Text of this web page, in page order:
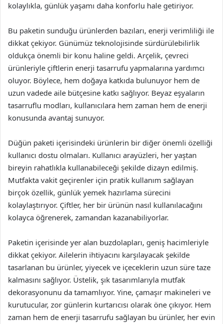
kolaylıkla, günlük yaşamı daha konforlu hale getiriyor.
Bu paketin sunduğu ürünlerden bazıları, enerji verimliliği ile
dikkat çekiyor. Günümüz teknolojisinde sürdürülebilirlik
oldukça önemli bir konu haline geldi. Arçelik, çevreci
ürünleriyle çiftlerin enerji tasarrufu yapmalarına yardımcı
oluyor. Böylece, hem doğaya katkıda bulunuyor hem de
uzun vadede aile bütçesine katkı sağlıyor. Beyaz eşyaların
tasarruflu modları, kullanıcılara hem zaman hem de enerji
konusunda avantaj sunuyor.
Düğün paketi içerisindeki ürünlerin bir diğer önemli özelliği
kullanıcı dostu olmaları. Kullanıcı arayüzleri, her yaştan
bireyin rahatlıkla kullanabileceği şekilde dizayn edilmiş.
Mutfakta vakit geçirenler için pratik kullanım sağlayan
birçok özellik, günlük yemek hazırlama sürecini
kolaylaştırıyor. Çiftler, her bir ürünün nasıl kullanılacağını
kolayca öğrenerek, zamandan kazanabiliyorlar.
Paketin içerisinde yer alan buzdolapları, geniş hacimleriyle
dikkat çekiyor. Ailelerin ihtiyacını karşılayacak şekilde
tasarlanan bu ürünler, yiyecek ve içeceklerin uzun süre taze
kalmasını sağlıyor. Üstelik, şık tasarımlarıyla mutfak
dekorasyonunu da tamamlıyor. Yine, çamaşır makineleri ve
kurutucular, zor günlerin kurtarıcısı olarak öne çıkıyor. Hem
zaman hem de enerji tasarrufu sağlayan bu ürünler, her evin